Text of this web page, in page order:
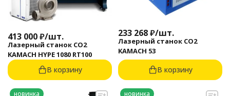
413 000₽/шт.
Лазерный станок CO2
KAMACH HYPE 1080 RT100
В корзину
233 268₽/шт.
Лазерный станок CO2
KAMACH 53
В корзину
новинка новинка